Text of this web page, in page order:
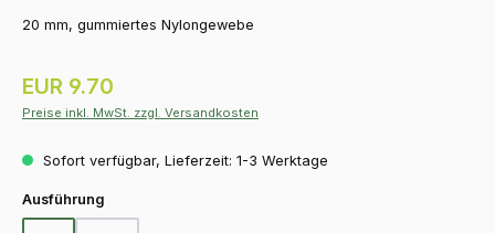
20 mm, gummiertes Nylongewebe
Regulärer Preis:
EUR 9.70
Preise inkl. MwSt. zzgl. Versandkosten
Sofort verfügbar, Lieferzeit: 1-3 Werktage
Ausführung